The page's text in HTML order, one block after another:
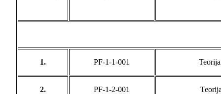
1. PF-1-1-001
2. PF-1-2-001